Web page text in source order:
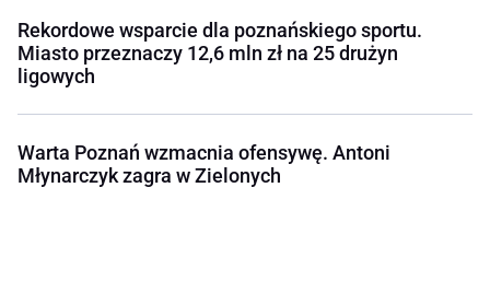
Rekordowe wsparcie dla poznańskiego sportu.
Miasto przeznaczy 12,6 mln zł na 25 drużyn
ligowych
Warta Poznań wzmacnia ofensywę. Antoni
Młynarczyk zagra w Zielonych